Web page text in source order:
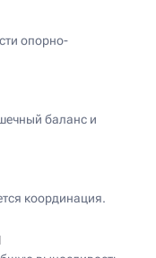
опорно-
баланс и
координация.